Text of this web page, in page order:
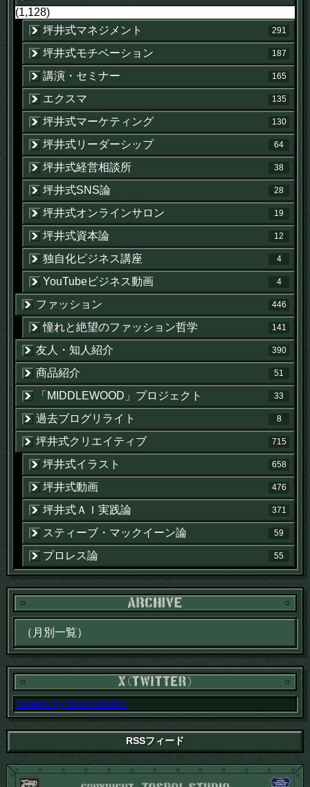
(1,128)
坪井式マネジメント
291
坪井式モチベーション 187
講演・セミナー 165
エクスマ 135
坪井式マーケティング 130
坪井式リーダーシップ 64
坪井式経営相談所 38
坪井式SNS論 28
坪井式オンラインサロン 19
坪井式資本論 12
独自化ビジネス講座 4
YouTubeビジネス動画 4
ファッション 446
憧れと絶望のファッション哲学 141
友人・知人紹介 390
商品紹介 51
「MIDDLEWOOD」プロジェクト 33
過去ブログリライト 8
坪井式クリエイティブ 715
坪井式イラスト 658
坪井式動画 476
坪井式ＡＩ実践論 371
スティーブ・マックイーン論 59
プロレス論 55
Tweets by tosboistudio
RSSフィード